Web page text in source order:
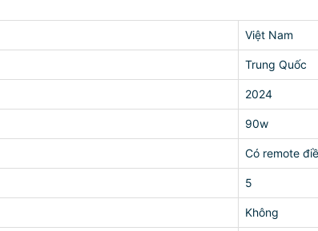
Việt Nam
Trung Quốc
2024
90w
Có remote
5
Không